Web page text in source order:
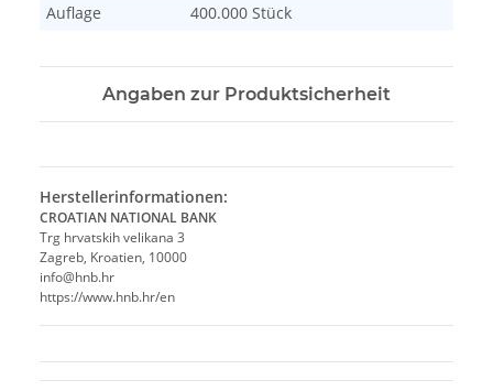
Auflage
400.000 Stück
Angaben zur Produktsicherheit
Herstellerinformationen:
CROATIAN NATIONAL BANK
Trg hrvatskih velikana 3
Zagreb, Kroatien, 10000
info@hnb.hr
https://www.hnb.hr/en